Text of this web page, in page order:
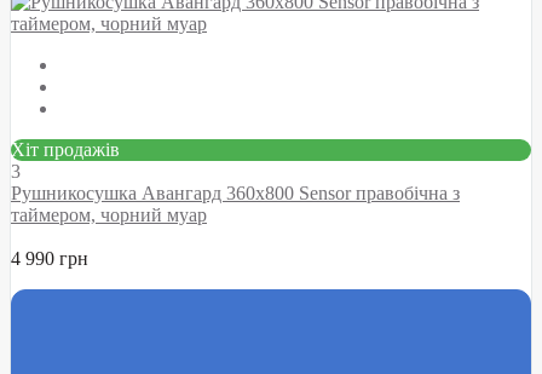
Хіт продажів
3
Рушникосушка Авангард 360х800 Sensor правобічна з
таймером, чорний муар
4 990 грн